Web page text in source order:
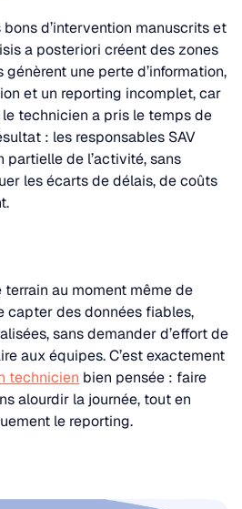
d’intervention manuscrits et
a posteriori créent des zones
génèrent une perte d’information,
et un reporting incomplet, car
technicien a pris le temps de
: les responsables SAV
de l’activité, sans
les écarts de délais, de coûts
terrain au moment même de
capter des données fiables,
sans demander d’effort de
aux équipes. C’est exactement
technicien bien pensée : faire
alourdir la journée, tout en
le reporting.​